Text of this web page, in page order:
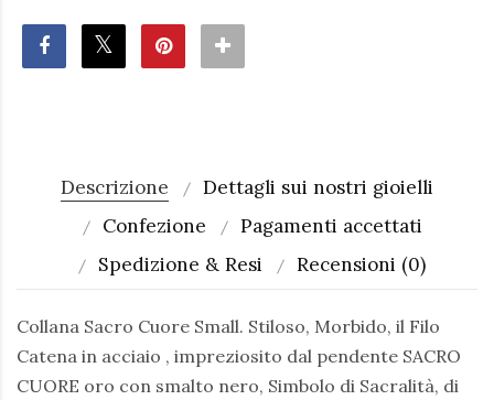
Descrizione
Dettagli sui nostri gioielli
Confezione
Pagamenti accettati
Spedizione & Resi
Recensioni (0)
Collana Sacro Cuore Small. Stiloso, Morbido, il Filo
Catena in acciaio , impreziosito dal pendente SACRO
CUORE oro con smalto nero, Simbolo di Sacralità, di